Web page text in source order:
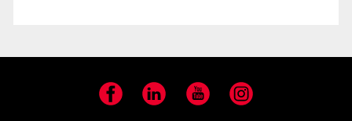
Facebook LinkedIn YouTube Instagram